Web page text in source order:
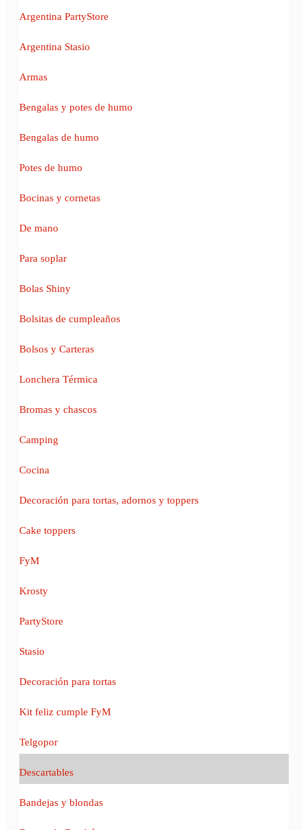
Argentina PartyStore
Argentina Stasio
Armas
Bengalas y potes de humo
Bengalas de humo
Potes de humo
Bocinas y cornetas
De mano
Para soplar
Bolas Shiny
Bolsitas de cumpleaños
Bolsos y Carteras
Lonchera Térmica
Bromas y chascos
Camping
Cocina
Decoración para tortas, adornos y toppers
Cake toppers
FyM
Krosty
PartyStore
Stasio
Decoración para tortas
Kit feliz cumple FyM
Telgopor
Descartables
Bandejas y blondas